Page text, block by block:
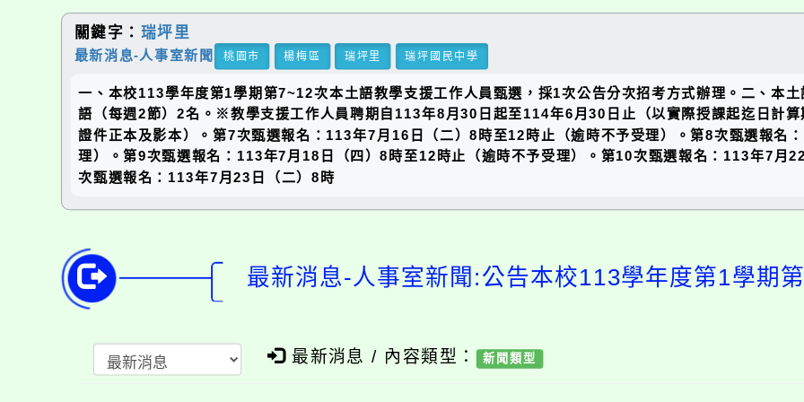
關鍵字： 瑞坪里
最新消息-人事室新聞 桃園市 楊梅區 瑞坪里 瑞坪國民中學
一、本校113學年度第1學期第7~12次本土語教學支援工作人員甄選，採1次公告分次招考方式辦理。二、本
語（每週2節）2名。※教學支援工作人員聘期自113年8月30日起至114年6月30日止（以實際授課起迄日計
證件正本及影本）。第7次甄選報名：113年7月16日（二）8時至12時止（逾時不予受理）。第8次甄選報名
理）。第9次甄選報名：113年7月18日（四）8時至12時止（逾時不予受理）。第10次甄選報名：113年7月
次甄選報名：113年7月23日（二）8時
最新消息-人事室新聞:公告本校113學年度第1學期
最新消息 / 內容類型： 新聞類型